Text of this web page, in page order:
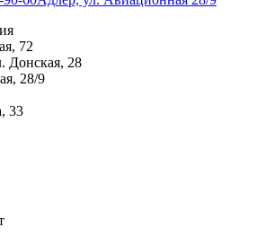
72
Донская, 28
28/9
33